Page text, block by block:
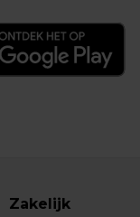
Zakelijk